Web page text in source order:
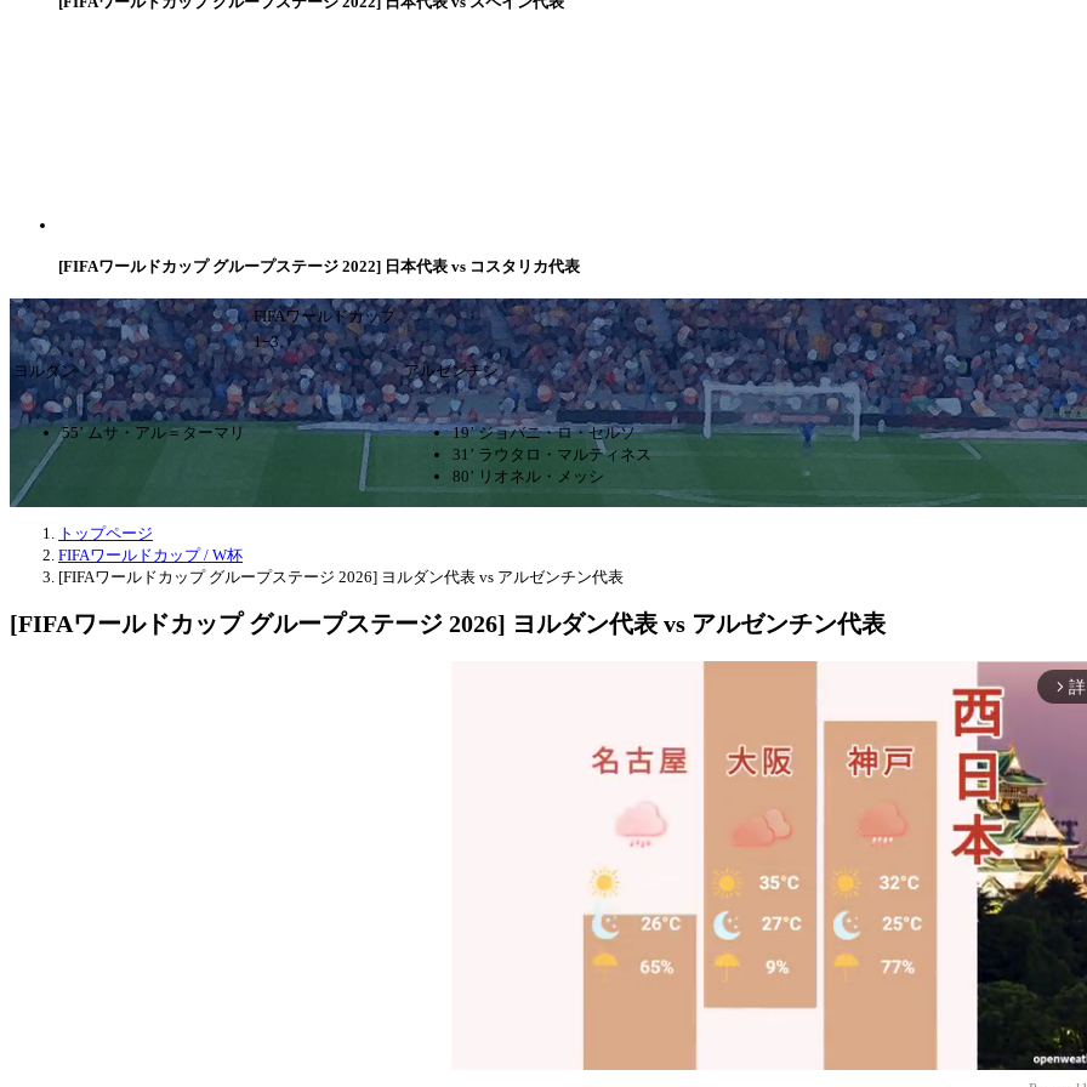
[FIFAワールドカップ グループステージ 2022] 日本代表 vs コスタリカ代表
FIFAワールドカップ
1ｰ3
ヨルダン
アルゼンチン
55’ ムサ・アル＝ターマリ
19’ ジョバニ・ロ・セルソ
31’ ラウタロ・マルティネス
80’ リオネル・メッシ
トップページ
FIFAワールドカップ / W杯
[FIFAワールドカップ グループステージ 2026] ヨルダン代表 vs アルゼンチン代表
[FIFAワールドカップ グループステージ 2026] ヨルダン代表 vs アルゼンチン代表
arrow_forward_ios